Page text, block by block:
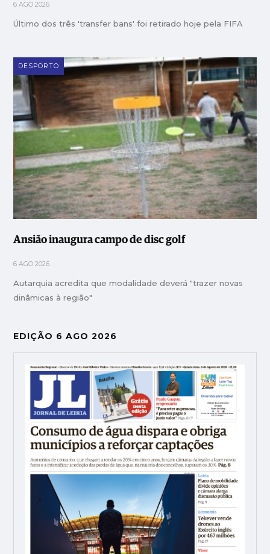
6 AGO 2026
Último dos três 'transfer bans' foi retirado hoje pela FIFA
DESPORTO
Ansião inaugura campo de disc golf
6 AGO 2026
Autarquia acredita que modalidade deverá "trazer novas
dinâmicas à região"
EDIÇÃO 6 AGO 2026